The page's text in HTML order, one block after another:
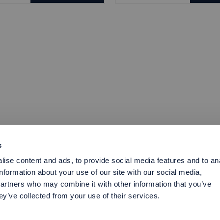
content and ads, to provide social media features and to
about your use of our site with our social media,
who may combine it with other information that you’ve
collected from your use of their services.